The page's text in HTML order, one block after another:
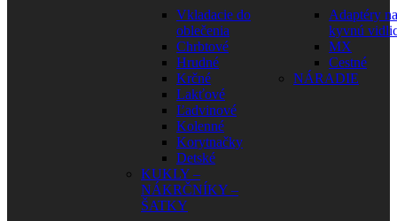
Vkladacie do
oblečenia
Chrbtové
Hrudné
Krčné
Lakťové
Ľadvinové
Kolenné
Korytnačky
Detské
KUKLY –
NÁKRČNÍKY –
ŠATKY
Adaptéry na
kyvnú
MX
Cestné
NÁRADIE